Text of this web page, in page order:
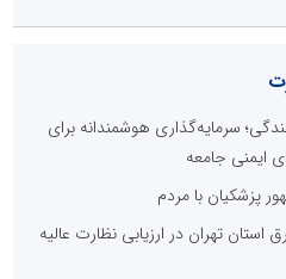
سرمایه‌گذاری هوشمندانه برای
ایمنی جامعه
با مردم
تهران در ارزیابی نظارت عالیه